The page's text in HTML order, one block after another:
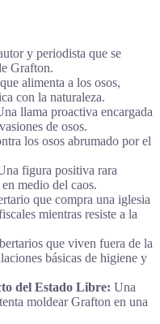
y periodista que se
Grafton.
alimenta a los osos,
con la naturaleza.
llama proactiva encargada
de osos.
los osos abrumado por el
figura positiva rara
medio del caos.
que compra una iglesia
mientras resiste a la
que viven fuera de la
básicas de higiene y
del Estado Libre: Una
moldear Grafton en una